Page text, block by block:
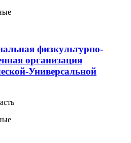
физкультурно-
организация
Универсальной